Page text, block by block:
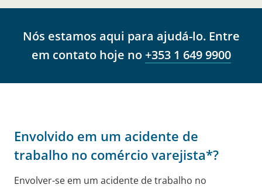
Nós estamos aqui para ajudá-lo. Entre
em contato hoje no +353 1 649 9900
Envolvido em um acidente de
trabalho no comércio varejista*?
Envolver-se em um acidente de trabalho no